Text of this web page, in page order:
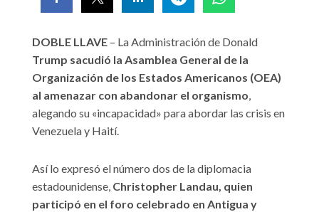
DOBLE LLAVE – La Administración de Donald
Trump sacudió la Asamblea General de la
Organización de los Estados Americanos (OEA)
al amenazar con abandonar el organismo,
alegando su «incapacidad» para abordar las crisis en
Venezuela y Haití.
Así lo expresó el número dos de la diplomacia
estadounidense, Christopher Landau, quien
participó en el foro celebrado en Antigua y